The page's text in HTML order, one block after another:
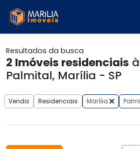
Resultados da busca
2 Imóveis residenciais
Palmital, Marília - SP
Venda Residenciais Marília